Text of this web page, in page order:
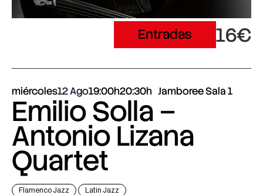
Entradas 16€
miércoles12 Ago19:00h20:30h Jamboree Sala 1
Emilio Solla –
Antonio Lizana
Quartet
Flamenco Jazz Latin Jazz